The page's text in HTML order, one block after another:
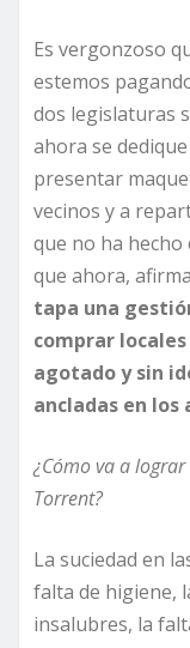
Es vergonzoso
estemos
dos legislaturas
ahora se
presentar
vecinos y a
que no ha
que ahora,
tapa una
comprar
agotado y sin
ancladas en los
¿Cómo va a
Torrent?
La suciedad en
falta de higiene,
insalubres, la